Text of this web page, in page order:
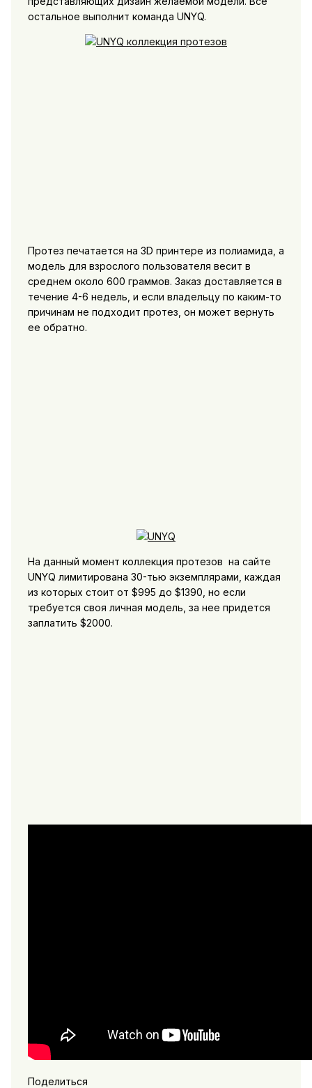
остальное выполнит команда UNYQ.
Протез печатается на 3D принтере из полиамида, а
модель для взрослого пользователя весит в
среднем около 600 граммов. Заказ доставляется в
течение 4-6 недель, и если владельцу по каким-то
причинам не подходит протез, он может вернуть
ее обратно.
На данный момент коллекция протезов на сайте
UNYQ лимитирована 30-тью экземплярами, каждая
из которых стоит от $995 до $1390, но если
требуется своя личная модель, за нее придется
заплатить $2000.
Поделиться